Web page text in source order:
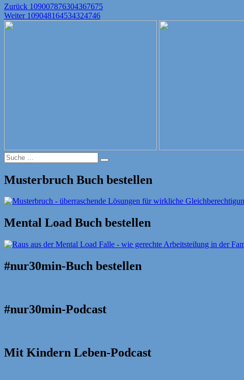
Beitragsnavigation
Zurück Vorheriger
Beitrag:
109007876304367675
Weiter Nächster
109048164534324746
Suche
nach:
Suche
Musterbruch Buch bestellen
Mental Load Buch bestellen
#nur30min-Buch bestellen
#nur30min-Podcast
Mit Kindern Leben-Podcast